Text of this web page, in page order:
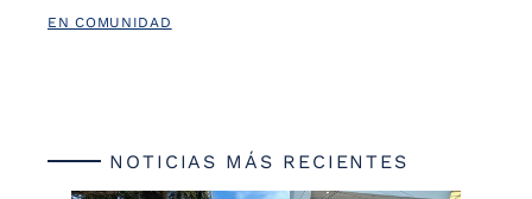
EN COMUNIDAD
NOTICIAS MÁS RECIENTES